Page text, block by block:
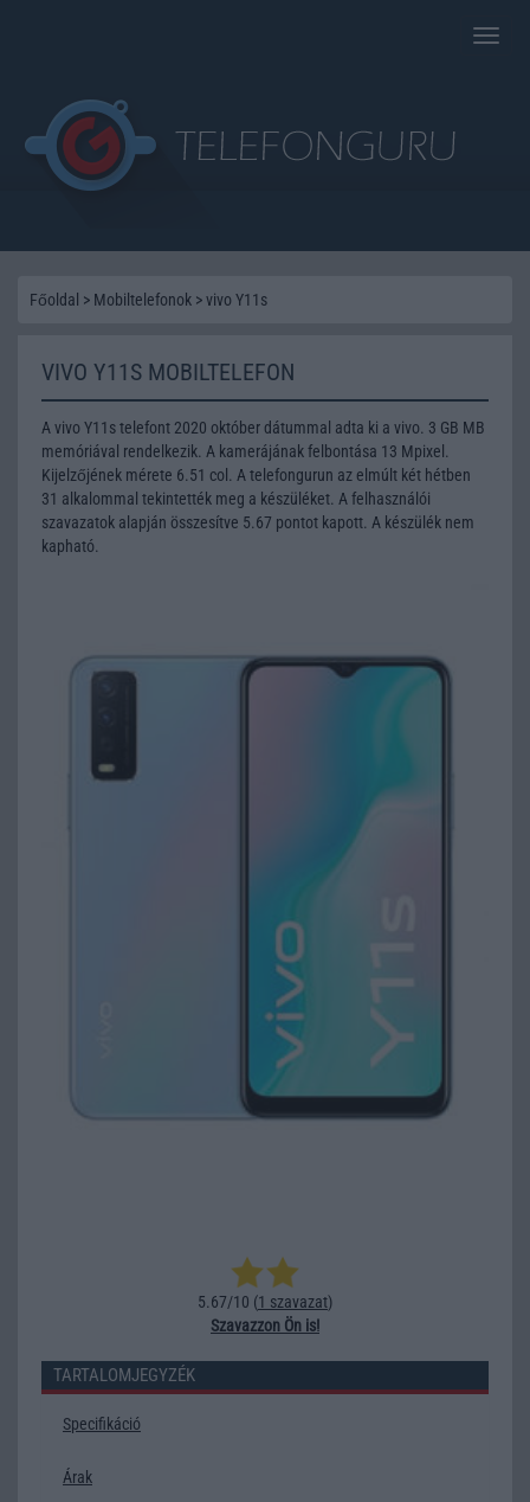
Toggle
Főoldal > Mobiltelefonok >vivo Y11s
VIVO Y11S MOBILTELEFON
A vivo Y11s telefont 2020 október dátummal adta ki a vivo. 3 GB MB
memóriával rendelkezik. A kamerájának felbontása 13 Mpixel.
Kijelzőjének mérete 6.51 col. A telefongurun az elmúlt két hétben
31 alkalommal tekintették meg a készüléket. A felhasználói
szavazatok alapján összesítve 5.67 pontot kapott. A készülék nem
kapható.
5.67/10 (1 szavazat)
Szavazzon Ön is!
TARTALOMJEGYZÉK
Specifikáció
Árak